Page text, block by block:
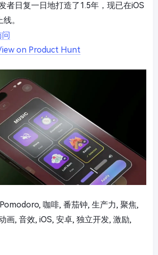
者日复一日地打造了1.5年，现已在iOS
。
问
on Product Hunt
咖啡, 番茄钟, 生产力, 聚焦,
画, 音效, iOS, 安卓, 独立开发, 激励,